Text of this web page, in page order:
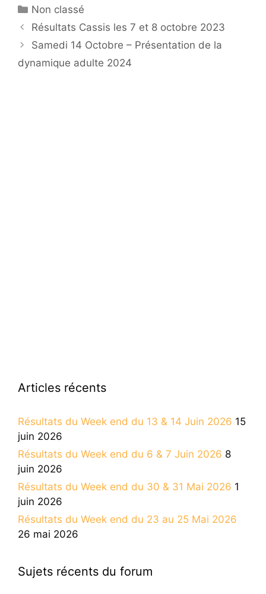
Catégories
Non classé
Résultats Cassis les 7 et 8 octobre 2023
Samedi 14 Octobre – Présentation de la
dynamique adulte 2024
Articles récents
Résultats du Week end du 13 & 14 Juin 2026 15
juin 2026
Résultats du Week end du 6 & 7 Juin 2026 8
juin 2026
Résultats du Week end du 30 & 31 Mai 2026 1
juin 2026
Résultats du Week end du 23 au 25 Mai 2026
26 mai 2026
Sujets récents du forum